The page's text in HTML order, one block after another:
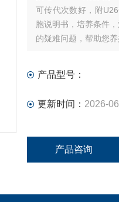
可传代次数好，附
胞说明书，培养条件
的疑难问题，帮助您
产品型号：
更新时间： 2026-
产品咨询